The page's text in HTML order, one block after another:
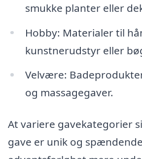
smukke planter eller
Hobby: Materialer til
kunstnerudstyr eller
Velvære:
og massagegaver.
At variere gavekategorier
gave er unik og